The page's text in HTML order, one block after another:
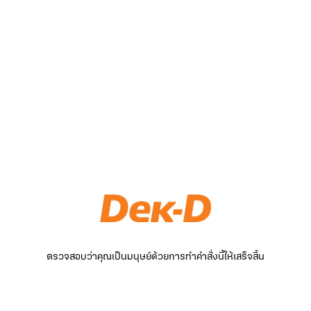
ตรวจสอบว่าคุณเป็นมนุษย์ด้วยการทำคำสั่งนี้ให้เสร็จสิ้น